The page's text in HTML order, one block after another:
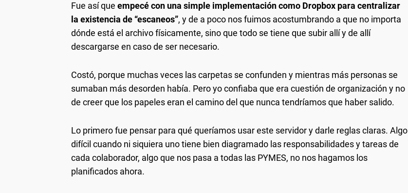
Fue así que empecé con una simple implementación como Dropbox para centralizar
la existencia de “escaneos”, y de a poco nos fuimos acostumbrando a que no importa
dónde está el archivo físicamente, sino que todo se tiene que subir allí y de allí
descargarse en caso de ser necesario.
Costó, porque muchas veces las carpetas se confunden y mientras más personas se
sumaban más desorden había. Pero yo confiaba que era cuestión de organización y no
de creer que los papeles eran el camino del que nunca tendríamos que haber salido.
Lo primero fue pensar para qué queríamos usar este servidor y darle reglas claras. Algo
difícil cuando ni siquiera uno tiene bien diagramado las responsabilidades y tareas de
cada colaborador, algo que nos pasa a todas las PYMES, no nos hagamos los
planificados ahora.